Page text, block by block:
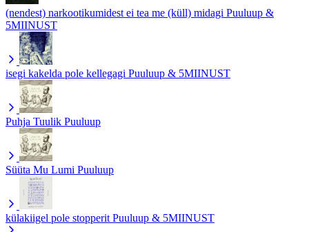
(nendest) narkootikumidest ei tea me (küll) midagi Puuluup &
5MIINUST
isegi kakelda pole kellegagi Puuluup & 5MIINUST
Puhja Tuulik Puuluup
Süüta Mu Lumi Puuluup
külakiigel pole stopperit Puuluup & 5MIINUST